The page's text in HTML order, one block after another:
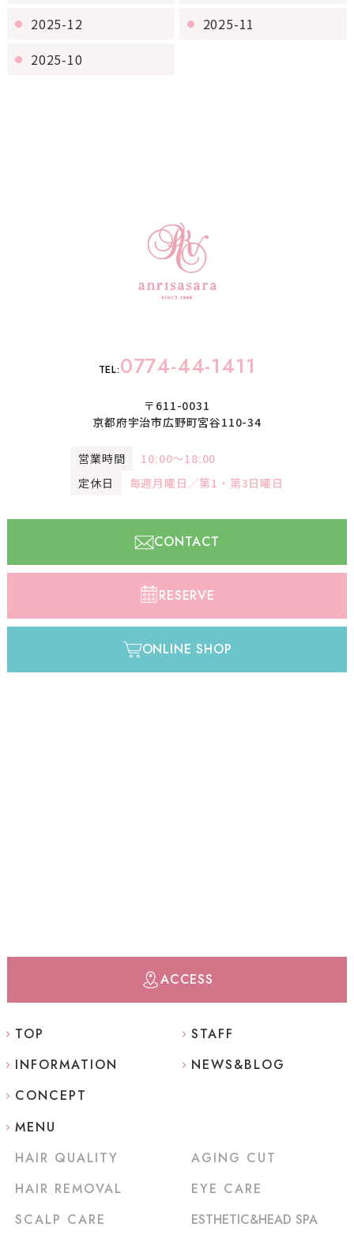
2025-12
2025-11
2025-10
TEL:0774-44-1411
〒611-0031
京都府宇治市広野町宮谷110-34
営業時間
10:00〜18:00
定休日
毎週月曜日／第1・第3日曜日
CONTACT
RESERVE
ONLINE SHOP
ACCESS
TOP
INFORMATION
CONCEPT
STAFF
NEWS&BLOG
MENU
HAIR QUALITY
HAIR REMOVAL
SCALP CARE
AGING CUT
EYE CARE
ESTHETIC&HEAD SPA